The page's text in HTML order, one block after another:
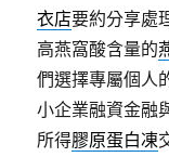
衣店要約分享處
高燕窩酸含量的
們選擇專屬個人
小企業融資金融
所得膠原蛋白凍